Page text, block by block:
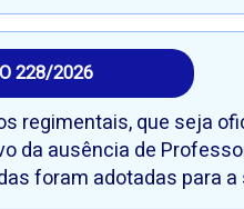
228/2026
regimentais, que seja
da ausência de
foram adotadas para